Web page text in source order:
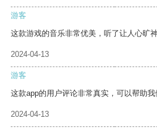
游客
这款游戏的音乐非常优美，听了让人心旷神
2024-04-13
游客
这款app的用户评论非常真实，可以帮助我
2024-04-13